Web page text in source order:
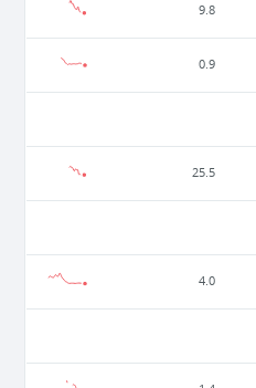
9.8
0.9
25.5
4.0